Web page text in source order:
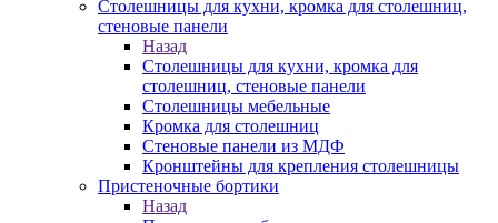
Столешницы для кухни, кромка для столешниц,
стеновые панели
Назад
Столешницы для кухни, кромка для
столешниц, стеновые панели
Столешницы мебельные
Кромка для столешниц
Стеновые панели из МДФ
Кронштейны для крепления столешницы
Пристеночные бортики
Назад